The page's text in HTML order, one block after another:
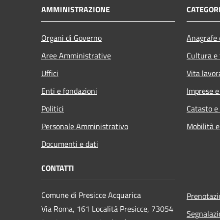
AMMINISTRAZIONE
Organi di Governo
Aree Amministrative
Uffici
Enti e fondazioni
Politici
Personale Amministrativo
Documenti e dati
Cultura
Vita
Imprese
Catasto
Mobilità
CONTATTI
Comune di Presicce Acquarica
Via Roma, 161 Località Presicce, 73054